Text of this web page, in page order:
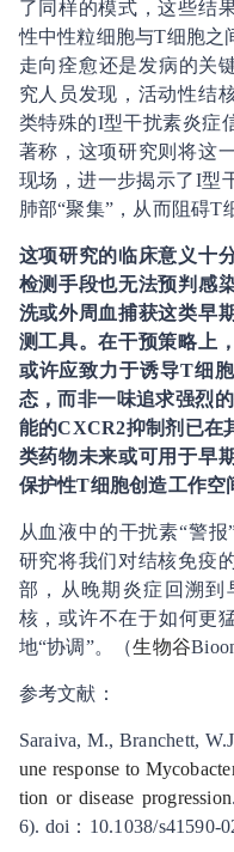
了同样的模式，这些结
性中性粒细胞与T细胞之
走向痊愈还是发病的关
究人员发现，活动性结
类特殊的I型干扰素炎症
著称，这项研究则将这
现场，进一步揭示了I型
肺部“聚集”，从而阻碍T
这项研究的临床意义十
检测手段也无法预判感
洗或外周血捕获这类早
测工具。在干预策略上
或许应致力于诱导T细
态，而非一味追求强烈
能的CXCR2抑制剂已在
类药物未来或可用于早
保护性T细胞创造工作空
从血液中的干扰素“警
研究将我们对结核免疫
部，从晚期炎症回溯
核，或许不在于如何更
地“协调”。（生物谷
参考文献：
Saraiva, M., Branchett,
une response to
tion or disease progression
6). doi：10.1038/s41590-